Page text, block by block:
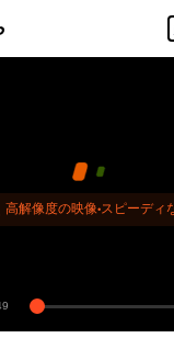
高解像度の映像•スピーディ